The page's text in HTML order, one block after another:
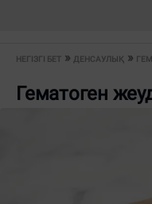
НЕГІЗГІ БЕТ ДЕНСАУЛЫҚ
Гематоген